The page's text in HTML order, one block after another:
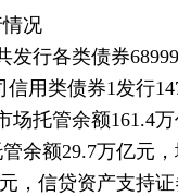
况
发行各类债券
信用类债券1发行
场托管余额161.4
余额29.7万亿元
，信贷资产支持